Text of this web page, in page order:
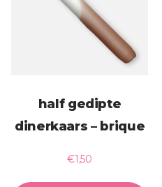
half gedipte
dinerkaars – brique
€1,50